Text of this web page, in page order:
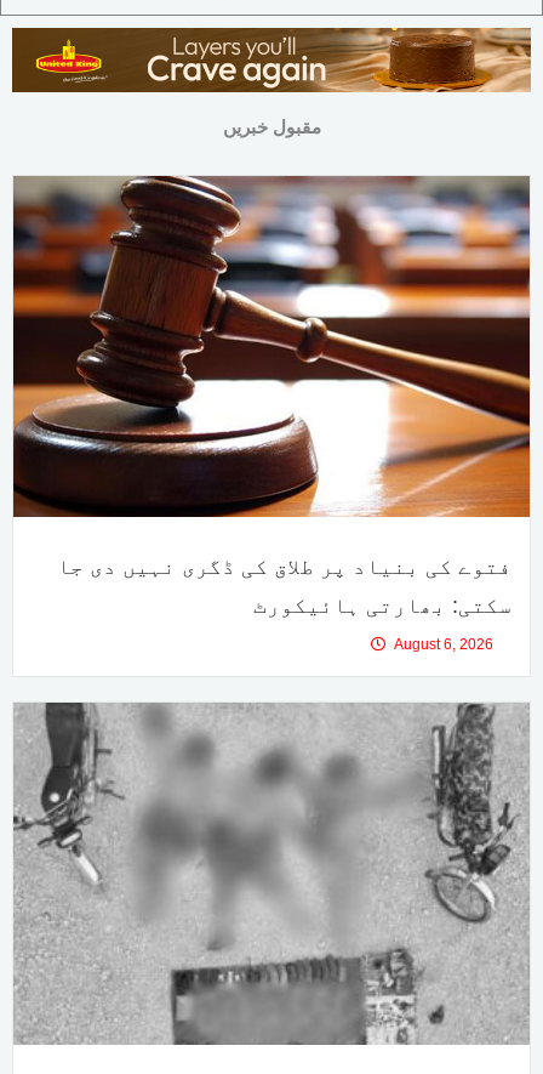
مقبول خبریں
فتوے کی بنیاد پر طلاق کی ڈگری نہیں دی جا
سکتی: بھارتی ہائیکورٹ
August 6, 2026